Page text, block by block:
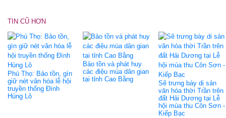
TIN CŨ HƠN
Phú Thọ: Bảo tồn, gìn
giữ nét văn hóa lễ hội
truyền thống Đình
Hùng Lô
Bảo tồn và phát huy
các điệu múa dân gian
tại tỉnh Cao Bằng
Sẽ trưng bày di sản
văn hóa thời Trần trên
đất Hải Dương tại Lễ
hội mùa thu Côn Sơn -
Kiếp Bạc